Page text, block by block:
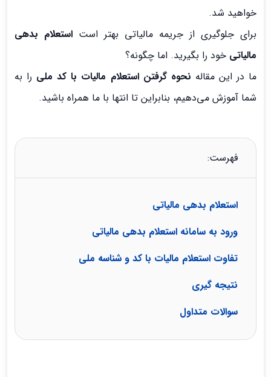
خواهید شد.
برای جلوگیری از جریمه مالیاتی بهتر است استعلام بدهی
مالیاتی خود را بگیرید. اما چگونه؟
ما در این مقاله نحوه گرفتن استعلام مالیات با کد ملی را به
شما آموزش می‌دهیم، بنابراین تا انتها با ما همراه باشید.
فهرست:
استعلام بدهی مالیاتی
ورود به سامانه استعلام بدهی مالیاتی
تفاوت استعلام مالیات با کد و شناسه ملی
نتیجه گیری
سوالات متداول